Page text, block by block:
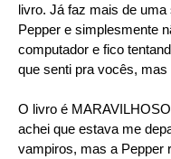
livro. Já faz mais de
Pepper e simplesmente
computador e fico
que senti pra vocês,
O livro é
achei que estava me
vampiros, mas a Pepper